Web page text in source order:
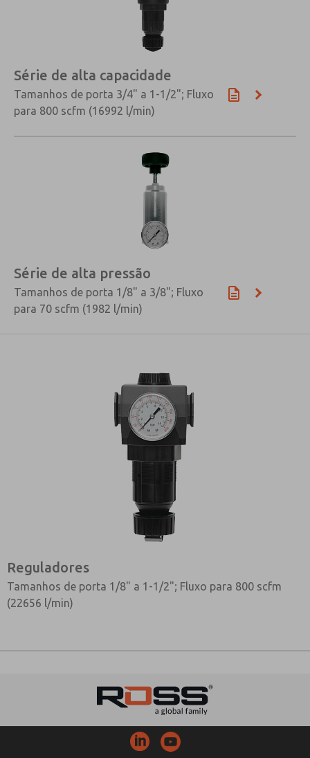
Série de alta capacidade
Tamanhos de porta 3/4" a 1-1/2"; Fluxo
para 800 scfm (16992 l/min)
Série de alta pressão
Tamanhos de porta 1/8" a 3/8"; Fluxo
para 70 scfm (1982 l/min)
Reguladores
Tamanhos de porta 1/8" a 1-1/2"; Fluxo para 800 scfm
(22656 l/min)